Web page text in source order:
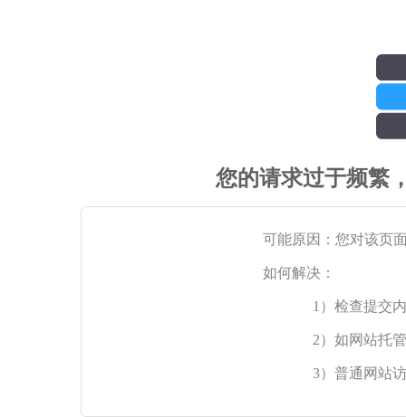
您的请求过于频繁
可能原因：您对该页
如何解决：
1）检查提交
2）如网站托
3）普通网站